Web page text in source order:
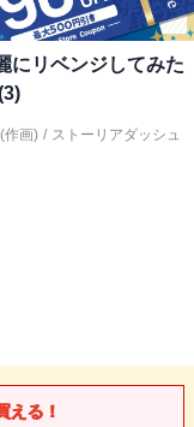
にリベンジしてみた
作画) / ストーリアダッシュ
える！